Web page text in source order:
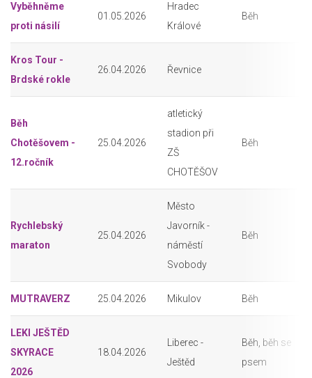
Vyběhněme
proti násilí
01.05.2026
Hradec
Králové
Běh
Kros Tour -
Brdské rokle
26.04.2026 Řevnice
Běh
Chotěšovem -
12.ročník
25.04.2026
atletický
stadion při
ZŠ
CHOTĚŠOV
Běh
Rychlebský
maraton
25.04.2026
Město
Javorník -
náměstí
Svobody
Běh
MUTRAVERZ 25.04.2026 Mikulov Běh
LEKI JEŠTĚD
SKYRACE
2026
18.04.2026
Liberec -
Ještěd
Běh, běh se
psem